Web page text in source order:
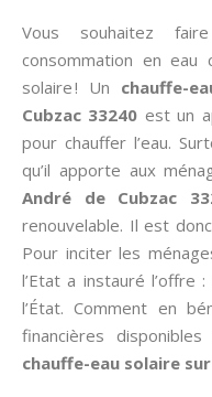
Vous souhaitez
consommation en eau
solaire ! Un chauffe-
Cubzac 33240 est un
pour chauffer l’eau.
qu’il apporte aux
André de Cubzac
renouvelable. Il est
Pour inciter les
l’Etat a instauré l’offre
l’État. Comment en
financières
chauffe-eau solaire